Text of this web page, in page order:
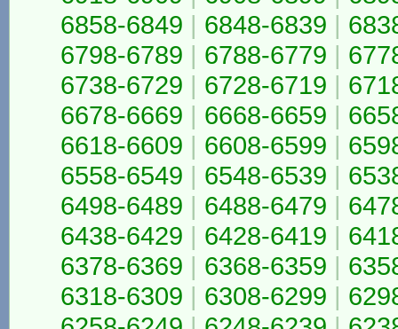
6858-6849 | 6848-6839 |
6798-6789 | 6788-6779 |
6738-6729 | 6728-6719 |
6678-6669 | 6668-6659 |
6618-6609 | 6608-6599 |
6558-6549 | 6548-6539 |
6498-6489 | 6488-6479 |
6438-6429 | 6428-6419 |
6378-6369 | 6368-6359 |
6318-6309 | 6308-6299 |